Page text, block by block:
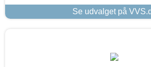
Se udvalget på